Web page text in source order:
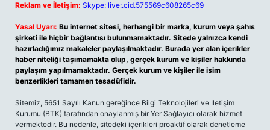
Reklam ve İletişim: Skype: live:.cid.575569c608265c69
Yasal Uyarı: Bu internet sitesi, herhangi bir marka, kurum veya şahıs
şirketi ile hiçbir bağlantısı bulunmamaktadır. Sitede yalnızca kendi
hazırladığımız makaleler paylaşılmaktadır. Burada yer alan içerikler
haber niteliği taşımamakta olup, gerçek kurum ve kişiler hakkında
paylaşım yapılmamaktadır. Gerçek kurum ve kişiler ile isim
benzerlikleri tamamen tesadüfidir.
Sitemiz, 5651 Sayılı Kanun gereğince Bilgi Teknolojileri ve İletişim
Kurumu (BTK) tarafından onaylanmış bir Yer Sağlayıcı olarak hizmet
vermektedir. Bu nedenle, sitedeki içerikleri proaktif olarak denetleme